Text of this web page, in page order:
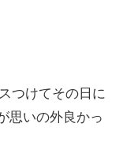
つけてその日に
思いの外良かっ